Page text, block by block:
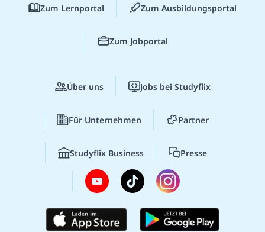
Zum Lernportal Zum Ausbildungsportal
Zum Jobportal
Über uns Jobs bei Studyflix
Für Unternehmen Partner
Studyflix Business Presse